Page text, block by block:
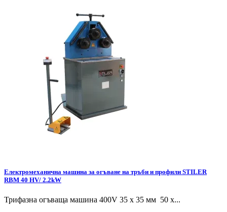
Електромеханична машина за огъване на тръби и профили STILER
RBM 40 HV/ 2.2kW
Трифазна огъваща машина 400V 35 х 35 мм 50 x...